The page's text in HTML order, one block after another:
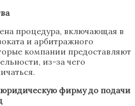
процедура, включающая в
и арбитражного
компании предоставляют
из-за чего
фирму до подачи